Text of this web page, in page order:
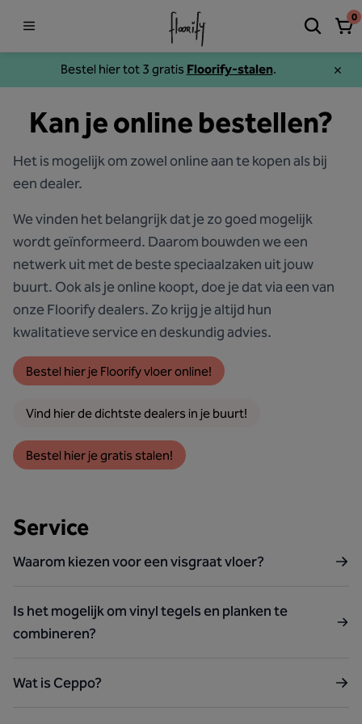
Bestel hier tot 3 gratis Floorify-stalen.
0
Kan je online bestellen?
Het is mogelijk om zowel online aan te kopen als bij
een dealer.
We vinden het belangrijk dat je zo goed mogelijk
wordt geïnformeerd. Daarom bouwden we een
netwerk uit met de beste speciaalzaken uit jouw
buurt. Ook als je online koopt, doe je dat via een van
onze Floorify dealers. Zo krijg je altijd hun
kwalitatieve service en deskundig advies.
Bestel hier je Floorify vloer online!
Vind hier de dichtste dealers in je buurt!
Bestel hier je gratis stalen!
Service
Waarom kiezen voor een visgraat vloer?
Is het mogelijk om vinyl tegels en planken te
combineren?
Wat is Ceppo?